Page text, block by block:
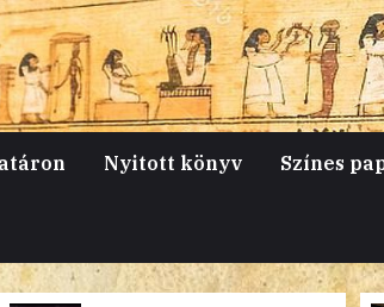
Nyitott könyv Színes